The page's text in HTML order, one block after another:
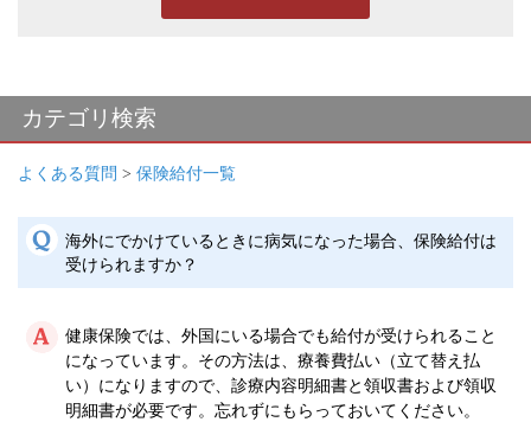
カテゴリ検索
よくある質問 > 保険給付一覧
海外にでかけているときに病気になった場合、保険給付は
受けられますか？
健康保険では、外国にいる場合でも給付が受けられること
になっています。その方法は、療養費払い（立て替え払
い）になりますので、診療内容明細書と領収書および領収
明細書が必要です。忘れずにもらっておいてください。